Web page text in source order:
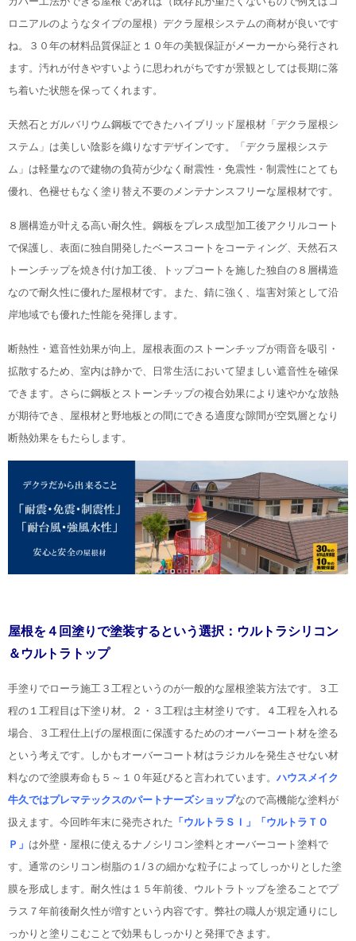
ロニアルのようなタイプの屋根）デクラ屋根システムの商材が良いです
ね。３０年の材料品質保証と１０年の美観保証がメーカーから発行され
ます。汚れが付きやすいように思われがちですが景観としては長期に落
ち着いた状態を保ってくれます。
天然石とガルバリウム鋼板でできたハイブリッド屋根材「デクラ屋根シ
ステム」は美しい陰影を織りなすデザインです。「デクラ屋根システ
ム」は軽量なので建物の負荷が少なく耐震性・免震性・制震性にとても
優れ、色褪せもなく塗り替え不要のメンテナンスフリーな屋根材です。
８層構造が叶える高い耐久性。鋼板をプレス成型加工後アクリルコート
で保護し、表面に独自開発したベースコートをコーティング、天然石ス
トーンチップを焼き付け加工後、トップコートを施した独自の８層構造
なので耐久性に優れた屋根材です。また、錆に強く、塩害対策として沿
岸地域でも優れた性能を発揮します。
断熱性・遮音性効果が向上。屋根表面のストーンチップが雨音を吸引・
拡散するため、室内は静かで、日常生活において望ましい遮音性を確保
できます。さらに鋼板とストーンチップの複合効果により速やかな放熱
が期待でき、屋根材と野地板との間にできる適度な隙間が空気層となり
断熱効果をもたらします。
屋根を４回塗りで塗装するという選択：ウルトラシリコン
＆ウルトラトップ
手塗りでローラ施工３工程というのが一般的な屋根塗装方法です。３工
程の１工程目は下塗り材。２・３工程は主材塗りです。４工程を入れる
場合、３工程仕上げの屋根面に保護するためのオーバーコート材を塗る
という考えです。しかもオーバーコート材はラジカルを発生させない材
料なので塗膜寿命も５～１０年延びると言われています。 ハウスメイク
牛久ではプレマテックスのパートナーズショップなので高機能な塗料が
扱えます。今回昨年末に発売された 「ウルトラＳＩ」「ウルトラＴＯ
Ｐ」 は外壁・屋根に使えるナノシリコン塗料とオーバーコート塗料で
す。通常のシリコン樹脂の１/３の細かな粒子によってしっかりとした塗
膜を形成します。耐久性は１５年前後、ウルトラトップを塗ることでプ
ラス７年前後耐久性が増すという内容です。弊社の職人が規定通りにし
っかりと塗りこむことで効果もしっかりと発揮できます。